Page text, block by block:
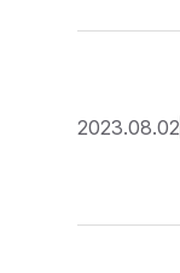
2023.08.02